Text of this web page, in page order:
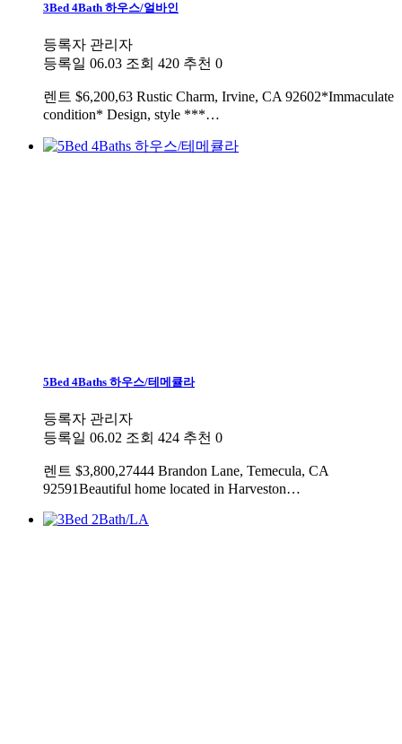
3Bed 4Bath 하우스/얼바인
등록자 관리자
등록일 06.03 조회 420 추천 0
렌트 $6,200,63 Rustic Charm, Irvine, CA 92602*Immaculate
condition* Design, style ***…
5Bed 4Baths 하우스/테메큘라
등록자 관리자
등록일 06.02 조회 424 추천 0
렌트 $3,800,27444 Brandon Lane, Temecula, CA
92591Beautiful home located in Harveston…